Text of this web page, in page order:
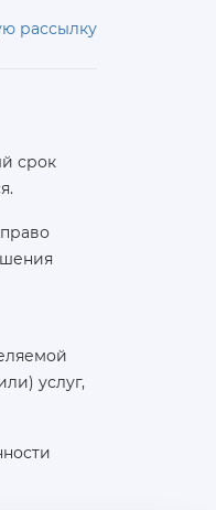
рассылку
срок
услуг,